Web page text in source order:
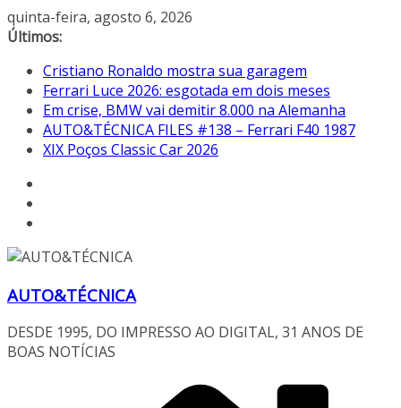
Pular
para
conteúdo
quinta-feira, agosto 6, 2026
Últimos:
Cristiano Ronaldo mostra sua garagem
Ferrari Luce 2026: esgotada em dois meses
Em crise, BMW vai demitir 8.000 na Alemanha
AUTO&TÉCNICA FILES #138 – Ferrari F40 1987
XIX Poços Classic Car 2026
AUTO&TÉCNICA
DESDE 1995, DO IMPRESSO AO DIGITAL, 31 ANOS DE
BOAS NOTÍCIAS